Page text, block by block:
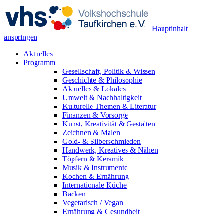
Hauptinhalt
anspringen
Aktuelles
Programm
Gesellschaft, Politik & Wissen
Geschichte & Philosophie
Aktuelles & Lokales
Umwelt & Nachhaltigkeit
Kulturelle Themen & Literatur
Finanzen & Vorsorge
Kunst, Kreativität & Gestalten
Zeichnen & Malen
Gold- & Silberschmieden
Handwerk, Kreatives & Nähen
Töpfern & Keramik
Musik & Instrumente
Kochen & Ernährung
Internationale Küche
Backen
Vegetarisch / Vegan
Ernährung & Gesundheit